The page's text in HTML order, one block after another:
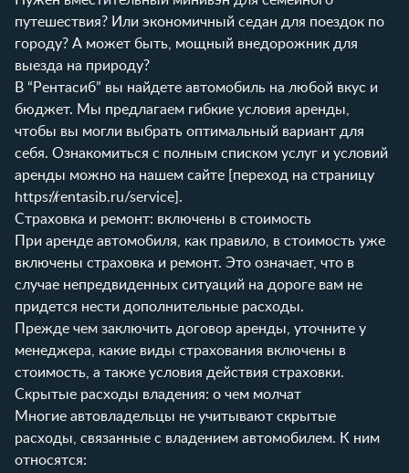
путешествия? Или экономичный седан для поездок по
городу? А может быть, мощный внедорожник для
выезда на природу?
В “Рентасиб” вы найдете автомобиль на любой вкус и
бюджет. Мы предлагаем гибкие условия аренды,
чтобы вы могли выбрать оптимальный вариант для
себя. Ознакомиться с полным списком услуг и условий
аренды можно на нашем сайте [переход на страницу
https://rentasib.ru/service ].
Страховка и ремонт: включены в стоимость
При аренде автомобиля, как правило, в стоимость уже
включены страховка и ремонт. Это означает, что в
случае непредвиденных ситуаций на дороге вам не
придется нести дополнительные расходы.
Прежде чем заключить договор аренды, уточните у
менеджера, какие виды страхования включены в
стоимость, а также условия действия страховки.
Скрытые расходы владения: о чем молчат
Многие автовладельцы не учитывают скрытые
расходы, связанные с владением автомобилем. К ним
относятся: